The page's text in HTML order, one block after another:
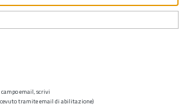
email, scrivi
tramite email di abilitazione)